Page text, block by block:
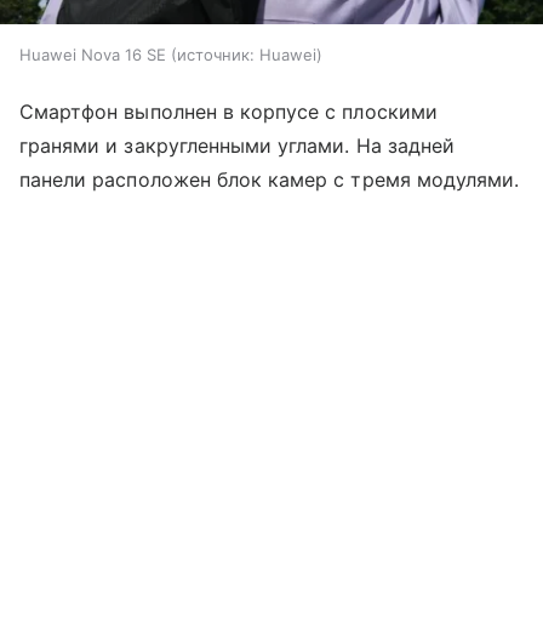
Huawei Nova 16 SE источник: Huawei
Смартфон выполнен в корпусе с плоскими
гранями и закругленными углами. На задней
панели расположен блок камер с тремя модулями.